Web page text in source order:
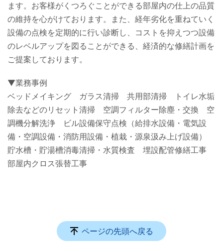
ます。お客様がくつろぐことができる部屋内の仕上の品質
の維持を心がけております。また、経年劣化を重ねていく
設備の点検を定期的に行い診断し、コストを抑えつつ設備
のレベルアップを図ることができる、経済的な修繕計画を
ご提案しております。
▼業務事例
ベッドメイキング ガラス清掃 共用部清掃 トイレ水垢
除去などのリセット清掃 空調フィルター除塵・交換 空
調機分解洗浄 ビル設備保守点検（給排水設備・電気設
備・空調設備・消防用設備・植栽・源泉汲み上げ設備）
貯水槽・貯湯槽消毒清掃・水質検査 埋設配管修繕工事
部屋内クロス張替工事
ページの先頭へ戻る